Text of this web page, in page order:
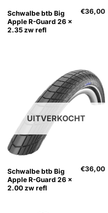
Schwalbe btb Big
Apple R-Guard 26 x
2.35 zw refl
€36,00
UITVERKOCHT
Schwalbe btb Big
Apple R-Guard 26 x
2.00 zw refl
€36,00